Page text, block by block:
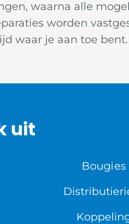
waarna alle
worden
waar je aan toe bent.
uit
Bougies